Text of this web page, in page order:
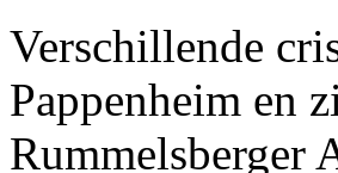
Verschillende
Pappenheim en
Rummelsberger